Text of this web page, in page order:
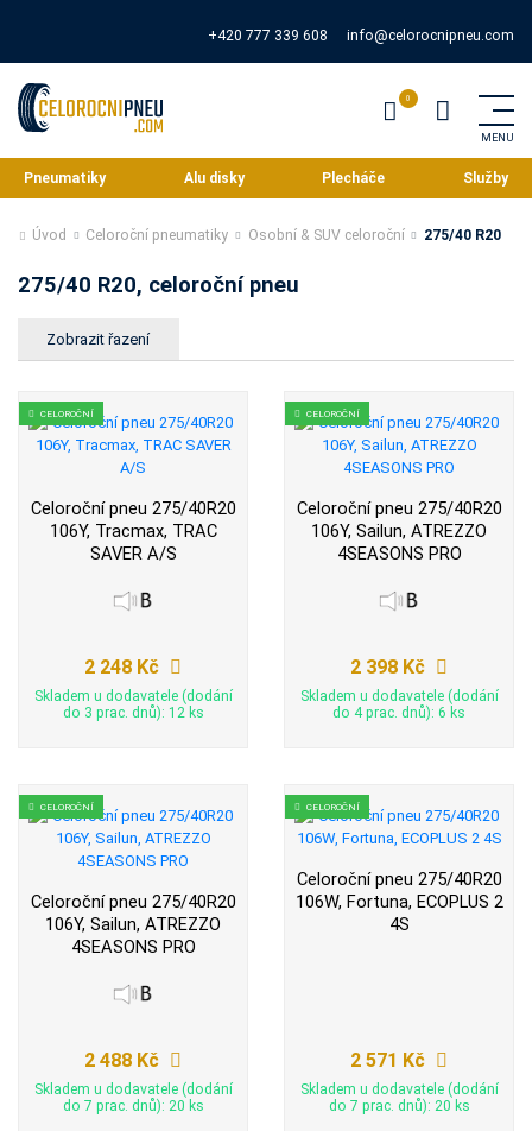
+420 777 339 608 info@celorocnipneu.com
Pneumatiky Alu disky Plecháče Služby
Úvod Celoroční pneumatiky Osobní & SUV celoroční 275/40 R20
275/40 R20, celoroční pneu
CELOROČNÍ
Celoroční pneu 275/40R20
106Y, Tracmax, TRAC
SAVER A/S
2 248 Kč
Skladem u dodavatele (dodání
do 3 prac. dnů): 12 ks
CELOROČNÍ
Celoroční pneu 275/40R20
106Y, Sailun, ATREZZO
4SEASONS PRO
2 398 Kč
Skladem u dodavatele (dodání
do 4 prac. dnů): 6 ks
CELOROČNÍ
Celoroční pneu 275/40R20
106Y, Sailun, ATREZZO
4SEASONS PRO
2 488 Kč
Skladem u dodavatele (dodání
do 7 prac. dnů): 20 ks
CELOROČNÍ
Celoroční pneu 275/40R20
106W, Fortuna, ECOPLUS 2
4S
2 571 Kč
Skladem u dodavatele (dodání
do 7 prac. dnů): 20 ks